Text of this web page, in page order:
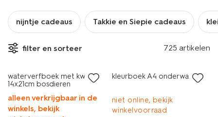
nijntje cadeaus Takkie en Siepie cadeaus
filter en sorteer 725 artikelen
waterverfboek met kwast
14x21cm bosdieren
alleen verkrijgbaar in de
winkels, bekijk
kleurboek A4 onderwater
niet online, bekijk
winkelvoorraad